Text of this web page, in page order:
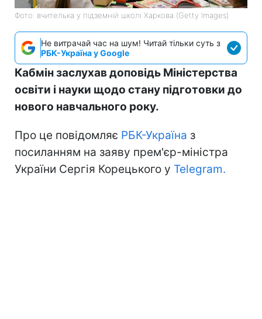
Фото: вчителька у підземній школі Харкова (Getty Images)
Не витрачай час на шум! Читай тільки суть з
РБК-Україна у Google
Кабмін заслухав доповідь Міністерства
освіти і науки щодо стану підготовки до
нового навчального року.
Про це повідомляє РБК-Україна з
посиланням на заяву прем'єр-міністра
України Сергія Корецького у Telegram.